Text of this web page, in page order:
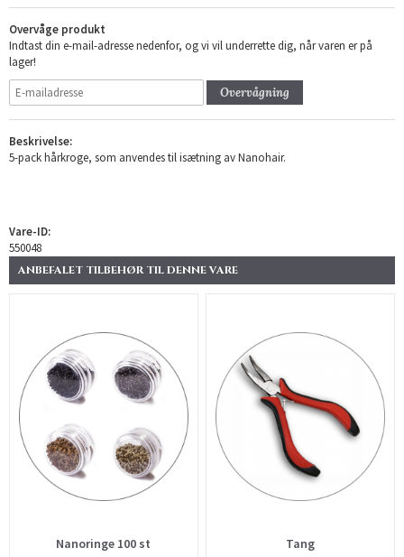
Overvåge produkt
Indtast din e-mail-adresse nedenfor, og vi vil underrette dig, når varen er på
lager!
Overvågning
Beskrivelse:
5-pack hårkroge, som anvendes til isætning av Nanohair.
Vare-ID:
550048
ANBEFALET TILBEHØR TIL DENNE VARE
Nanoringe 100 st Tang